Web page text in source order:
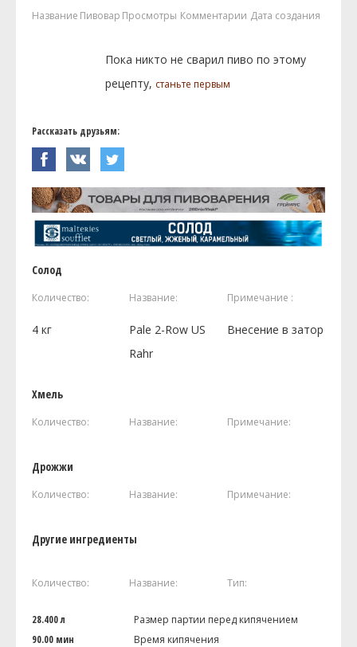
Название Пивовар Просмотры Комментарии Дата создания
Пока никто не сварил пиво по этому
рецепту, станьте первым
Рассказать друзьям:
Солод
Количество: Название: Примечание :
4 кг
Pale 2-Row US
Rahr
Внесение в затор
Хмель
Количество: Название: Примечание:
Дрожжи
Количество: Название: Примечание:
Другие ингредиенты
Количество: Название: Тип:
28.400 л
Размер партии перед кипячением
90.00 мин
Время кипячения